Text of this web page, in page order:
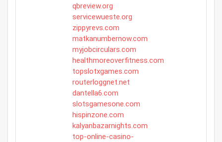
qbreview.org
servicewueste.org
zippyrevs.com
matkanumbernow.com
myjobcirculars.com
healthmoreoverfitness.com
topslotxgames.com
routerloggnet.net
dantella6.com
slotsgamesone.com
hispinzone.com
kalyanbazarnights.com
top-online-casino-